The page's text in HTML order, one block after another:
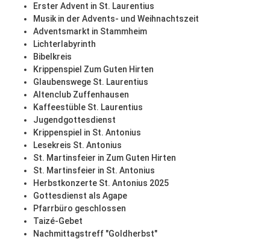
Erster Advent in St. Laurentius
Musik in der Advents- und Weihnachtszeit
Adventsmarkt in Stammheim
Lichterlabyrinth
Bibelkreis
Krippenspiel Zum Guten Hirten
Glaubenswege St. Laurentius
Altenclub Zuffenhausen
Kaffeestüble St. Laurentius
Jugendgottesdienst
Krippenspiel in St. Antonius
Lesekreis St. Antonius
St. Martinsfeier in Zum Guten Hirten
St. Martinsfeier in St. Antonius
Herbstkonzerte St. Antonius 2025
Gottesdienst als Agape
Pfarrbüro geschlossen
Taizé-Gebet
Nachmittagstreff "Goldherbst"